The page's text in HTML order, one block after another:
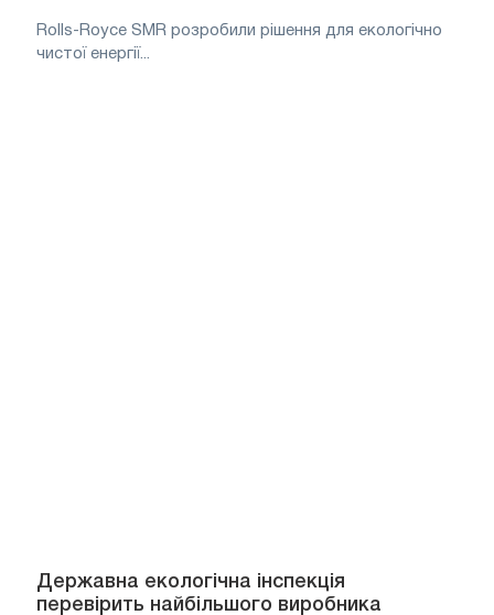
Rolls-Royce SMR розробили рішення для екологічно
чистої енергії...
Державна екологічна інспекція
перевірить найбільшого виробника